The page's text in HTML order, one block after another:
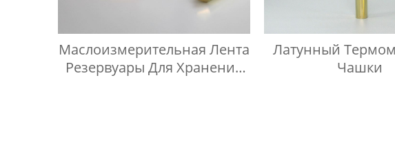
Маслоизмерительная Лента
Резервуары Для Хранения
Латунный
Чашки